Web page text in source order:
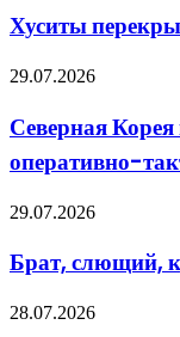
Баб-
эль-
пролив
Хуситы
Северная
возобновляет
поставку
в
оперативно-
тактических
29.07.2026
Северная Корея
оперативно-
Брат,
купи
помидор
29.07.2026
Брат, слющий,
Виртуальная
28.07.2026